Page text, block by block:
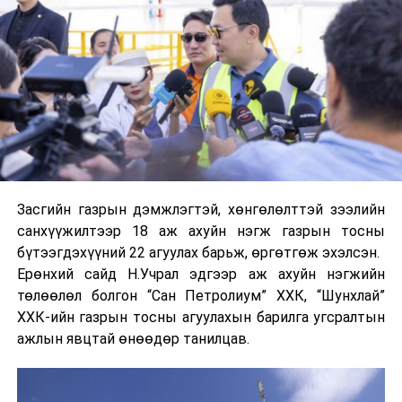
жижиглэн худалдааг нэгдүгээр сараас эхлэн зохион
байгуулж байна. Иргэдийн махны хэрэглээг
тасалдуулахгүй, хямд үнийн бодлогоор захиалгаа
тогтмол хийж, нийлүүлэлтийг хэвийн хангаж байна.
Нөөцийн махны чанар, аюулгүй байдалд дүүргээс
болон нийслэлийн Эрүүл мэндийн газар, нийслэлийн
Мал эмнэлгийн газар, нийслэлийн Хүнс, хөдөө аж
ахуйн газар хамтарсан хяналтыг тогтмол хийдэг” гэв.
Нийслэлийн хүн амын хаврын улирлын махны
хэрэгцээнд зориулан гаргасан нөөцийг махыг
тавдугаар сарын 31-нийг дуустал худалдаалахаар
төлөвлөж байна.
Засгийн газрын дэмжлэгтэй, хөнгөлөлттэй зээлийн
санхүүжилтээр 18 аж ахуйн нэгж газрын тосны
бүтээгдэхүүний 22 агуулах барьж, өргөтгөж эхэлсэн.
Ерөнхий сайд Н.Учрал эдгээр аж ахуйн нэгжийн
төлөөлөл болгон “Сан Петролиум” ХХК, “Шунхлай”
ХХК-ийн газрын тосны агуулахын барилга угсралтын
ажлын явцтай өнөөдөр танилцав.